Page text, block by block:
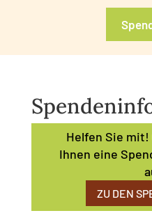
Helfen Sie
Ihnen eine
ZU DEN